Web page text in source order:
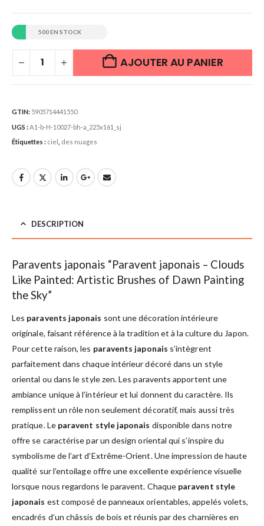
500 EN STOCK
AJOUTER AU PANIER
GTIN: 5905714441550
UGS :A1-b-H-10027-bh-a_225x161_sj
Étiquettes : ciel des nuages
DESCRIPTION
Paravents japonais “Paravent japonais – Clouds
Like Painted: Artistic Brushes of Dawn Painting
the Sky”
Les paravents japonais sont une décoration intérieure
originale, faisant référence à la tradition et à la culture du Japon.
Pour cette raison, les paravents japonais s’intègrent
parfaitement dans chaque intérieur décoré dans un style
oriental ou dans le style zen. Les paravents apportent une
ambiance unique à l’intérieur et lui donnent du caractère. Ils
remplissent un rôle non seulement décoratif, mais aussi très
pratique. Le paravent style japonais disponible dans notre
offre se caractérise par un design oriental qui s’inspire du
symbolisme de l’art d’Extrême-Orient. Une impression de haute
qualité sur l’entoilage offre une excellente expérience visuelle
lorsque nous regardons le paravent. Chaque paravent style
japonais est composé de panneaux orientables, appelés volets,
encadrés d’un châssis de bois et réunis par des charnières en